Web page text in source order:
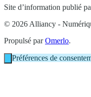
Site d’information publié
© 2026 Alliancy -
Propulsé parOmerlo.
Préférences de